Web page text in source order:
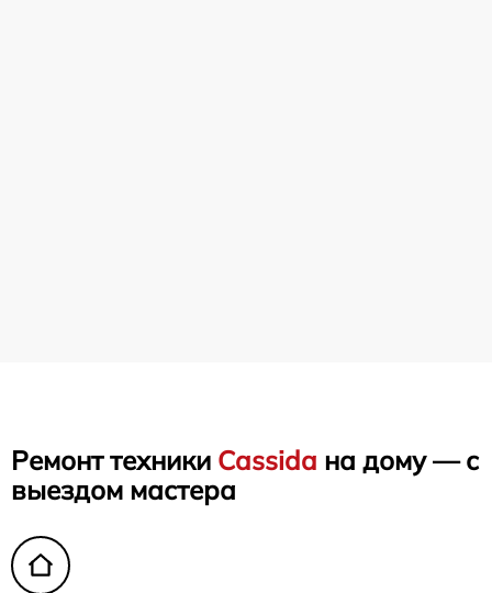
Ремонт техники Cassida на дому — с
выездом мастера